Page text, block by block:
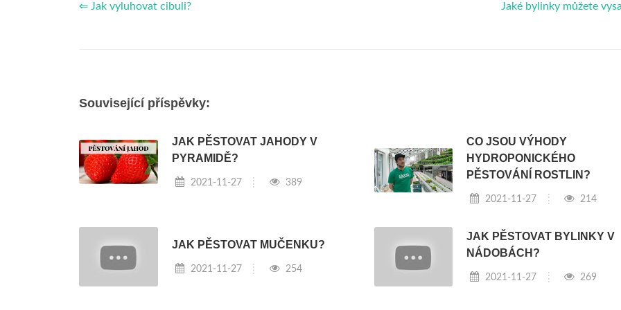
⇐ Jak vyluhovat cibuli? Jaké bylinky můžete
Související příspěvky:
JAK PĚSTOVAT JAHODY V
PYRAMIDĚ?
2021-11-27 389
CO JSOU VÝHODY
HYDROPONICKÉHO
PĚSTOVÁNÍ ROSTLIN?
2021-11-27 214
JAK PĚSTOVAT MUČENKU?
2021-11-27 254
JAK PĚSTOVAT BYLINKY V
NÁDOBÁCH?
2021-11-27 269